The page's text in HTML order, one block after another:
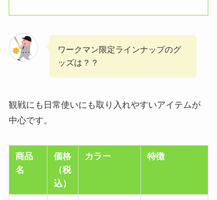
ワークマン限定ラインナップのグ
ッズは？？
観戦にも日常使いにも取り入れやすいアイテムが
中心です。
商品
名
価格
（税
込）
カラー 特徴